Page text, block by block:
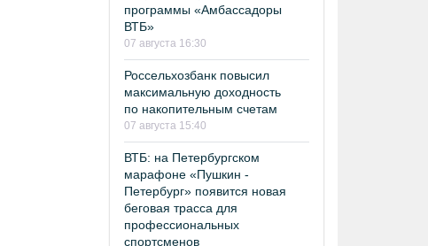
программы «Амбассадоры
ВТБ»
07 августа 16:30
Россельхозбанк повысил
максимальную доходность
по накопительным счетам
07 августа 15:40
ВТБ: на Петербургском
марафоне «Пушкин -
Петербург» появится новая
беговая трасса для
профессиональных
спортсменов